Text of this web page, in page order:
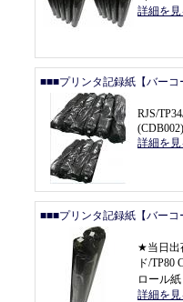
詳細を
■■■プリンタ記録紙【バー
RJS/
(CDB002)
詳細を
■■■プリンタ記録紙【バー
★当日
ド/TP80
ロール紙
詳細を